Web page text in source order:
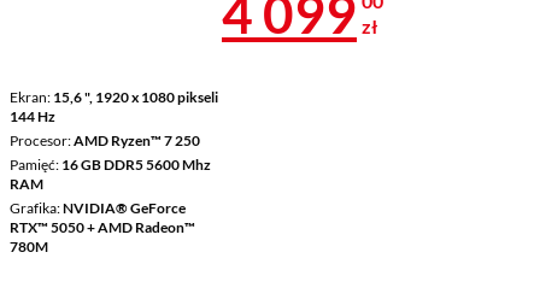
Ekran 15,6 ", 1920 x 1080 pikseli
144 Hz
Procesor AMD Ryzen™ 7 250
Pamięć 16 GB DDR5 5600 Mhz
RAM
Grafika NVIDIA® GeForce
RTX™ 5050 + AMD Radeon™
780M
4 099 zł